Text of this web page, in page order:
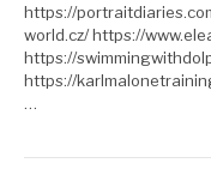
https://
world.cz/ https://
https://
https://
…